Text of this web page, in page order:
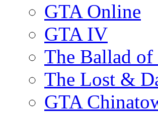
GTA Online
GTA IV
The Ballad of
The Lost &
GTA